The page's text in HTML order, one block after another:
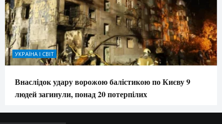
УКРАЇНА І СВІТ
Внаслідок удару ворожою балістикою по Києву 9
людей загинули, понад 20 потерпілих